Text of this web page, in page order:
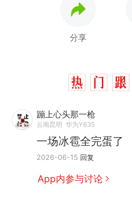
分享
蹦上心头那一枪
云南昆明 华为Y635
一场冰雹全完蛋了
2026-06-15 回复
App内参与讨论
热 那个在床
因老师一句“
人生
新 搬家报价
交5060元才
眼了……
十多万人报名